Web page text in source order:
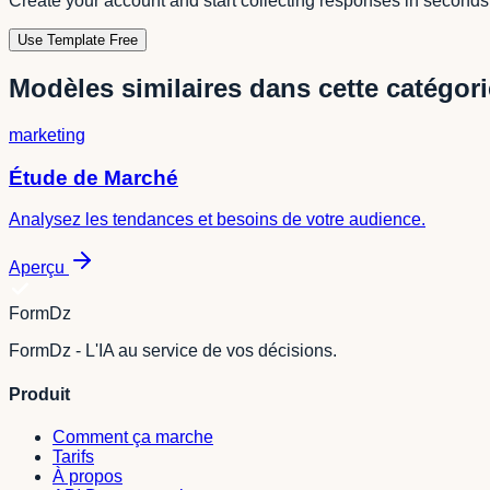
Use Template Free
Modèles similaires dans cette
marketing
Étude de Marché
Analysez les tendances et besoins de votre audience.
Aperçu
FormDz
FormDz - L'IA au service de vos décisions.
Produit
Comment ça marche
Tarifs
À propos